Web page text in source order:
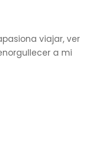
viajar, ver
a mi